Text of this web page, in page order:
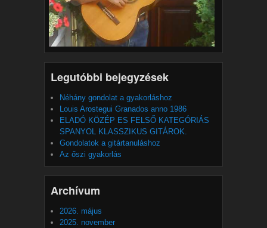
Legutóbbi bejegyzések
Néhány gondolat a gyakorláshoz
Louis Arostegui Granados anno 1986
ELADÓ KÖZÉP ES FELSŐ KATEGÓRIÁS
SPANYOL KLASSZIKUS GITÁROK.
Gondolatok a gitártanuláshoz
Az őszi gyakorlás
Archívum
2026. május
2025. november